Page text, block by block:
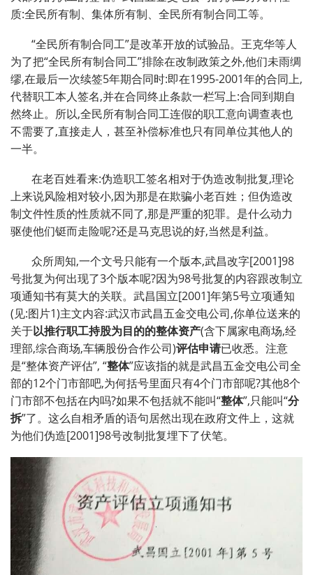
质:全民所有制、集体所有制、全民所有制合同工等。
“全民所有制合同工”是改革开放的试验品。王克华等人
为了把“全民所有制合同工”排除在改制政策之外,他们未雨绸
缪,在最后一次续签5年期合同时:即在1995-2001年的合同上,
代替职工本人签名,并在合同终止条款一栏写上:合同到期自
然终止。所以,全民所有制合同工连假的职工意向调查表也
不需要了,直接走人，甚至补偿标准也只有同单位其他人的
一半。
在老百姓看来:伪造职工签名相对于伪造改制批复,理论
上来说风险相对较小,因为那是在欺骗小老百姓；但伪造改
制文件性质的性质就不同了,那是严重的犯罪。是什么动力
驱使他们铤而走险呢?还是马克思说的好,当然是利益。
众所周知,一个文号只能有一个版本,武昌改字[2001]98
号批复为何出现了3个版本呢?因为98号批复的内容跟改制立
项通知书有莫大的关联。武昌国立[2001]年第5号立项通知
(见:图片1)主文内容:武汉市武昌五金交电公司,你单位送来的
关于以推行职工持股为目的的整体资产(含下属家电商场,经
理部,综合商场,车辆股份合作公司)评估申请已收悉。注意
是“整体资产评估”, “整体”应该指的就是武昌五金交电公司全
部的12个门市部吧,为何括号里面只有4个门市部呢?其他8个
门市部不包括在内吗?如果不包括就不能叫“整体”,只能叫“分
拆”了。这么自相矛盾的语句居然出现在政府文件上，这就
为他们伪造[2001]98号改制批复埋下了伏笔。